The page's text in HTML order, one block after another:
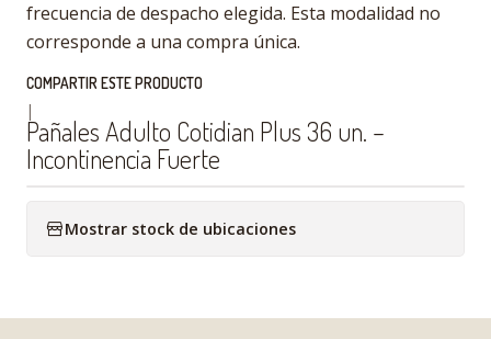
frecuencia de despacho elegida. Esta modalidad no
corresponde a una compra única.
COMPARTIR ESTE PRODUCTO
|
Pañales Adulto Cotidian Plus 36 un. –
Incontinencia Fuerte
Mostrar stock de ubicaciones